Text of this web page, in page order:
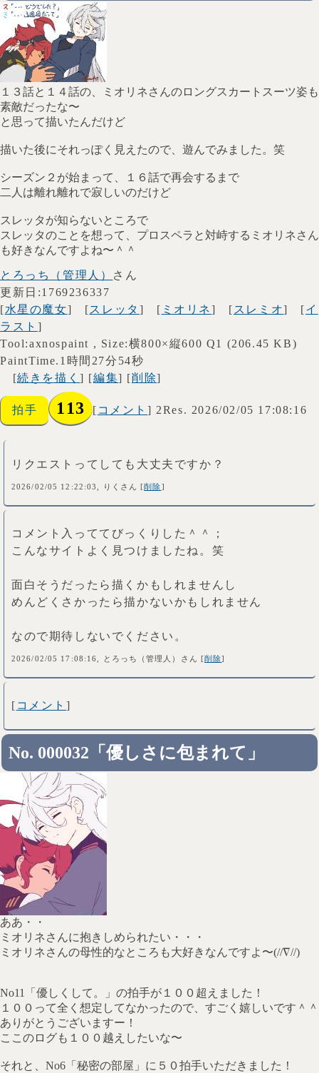
１３話と１４話の、ミオリネさんのロングスカートスーツ姿も
素敵だったな〜
と思って描いたんだけど
描いた後にそれっぽく見えたので、遊んでみました。笑
シーズン２が始まって、１６話で再会するまで
二人は離れ離れで寂しいのだけど
スレッタが知らないところで
スレッタのことを想って、プロスペラと対峙するミオリネさん
も好きなんですよね〜＾＾
とろっち（管理人） さん
更新日:1769236337
[水星の魔女] [スレッタ ] [ ミオリネ] [ スレミオ] [イ
ラスト ]
Tool:axnospaint , Size:横800×縦600 Q1 (206.45 KB)
PaintTime.1時間27分54秒
[続きを描く] [編集] [削除]
拍手 113 [ コメント] 2Res. 2026/02/05 17:08:16
リクエストってしても大丈夫ですか？
2026/02/05 12:22:03, りくさん [削除]
コメント入っててびっくりした＾＾；
こんなサイトよく見つけましたね。笑
面白そうだったら描くかもしれませんし
めんどくさかったら描かないかもしれません
なので期待しないでください。
2026/02/05 17:08:16, とろっち（管理人）さん [削除]
[ コメント]
No. 000032「優しさに包まれて」
ああ・・
ミオリネさんに抱きしめられたい・・・
ミオリネさんの母性的なところも大好きなんですよ〜(//∇//)
No11「優しくして。」の拍手が１００超えました！
１００って全く想定してなかったので、すごく嬉しいです＾＾
ありがとうございますー！
ここのログも１００越えしたいな〜
それと、No6「秘密の部屋」に５０拍手いただきました！